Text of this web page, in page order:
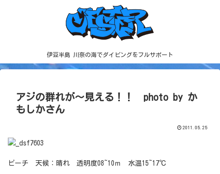
伊豆半島 川奈の海でダイビングをフルサポート
アジの群れが～見える！！ photo by か
もしかさん
2011.05.25
ビーチ 天候：晴れ 透明度08~10ｍ 水温15~17℃